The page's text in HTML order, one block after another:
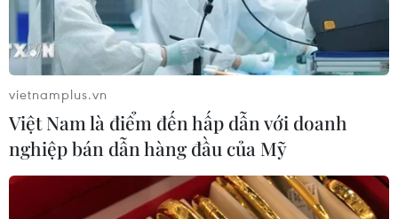
TIN CÙNG CHUYÊN MỤC
vietnamplus.vn
Việt Nam là điểm đến hấp dẫn với doanh
nghiệp bán dẫn hàng đầu của Mỹ